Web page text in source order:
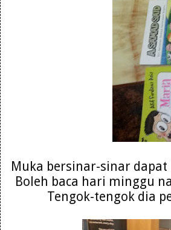
Muka bersinar-sinar
Boleh baca hari minggu
Tengok-tengok dia